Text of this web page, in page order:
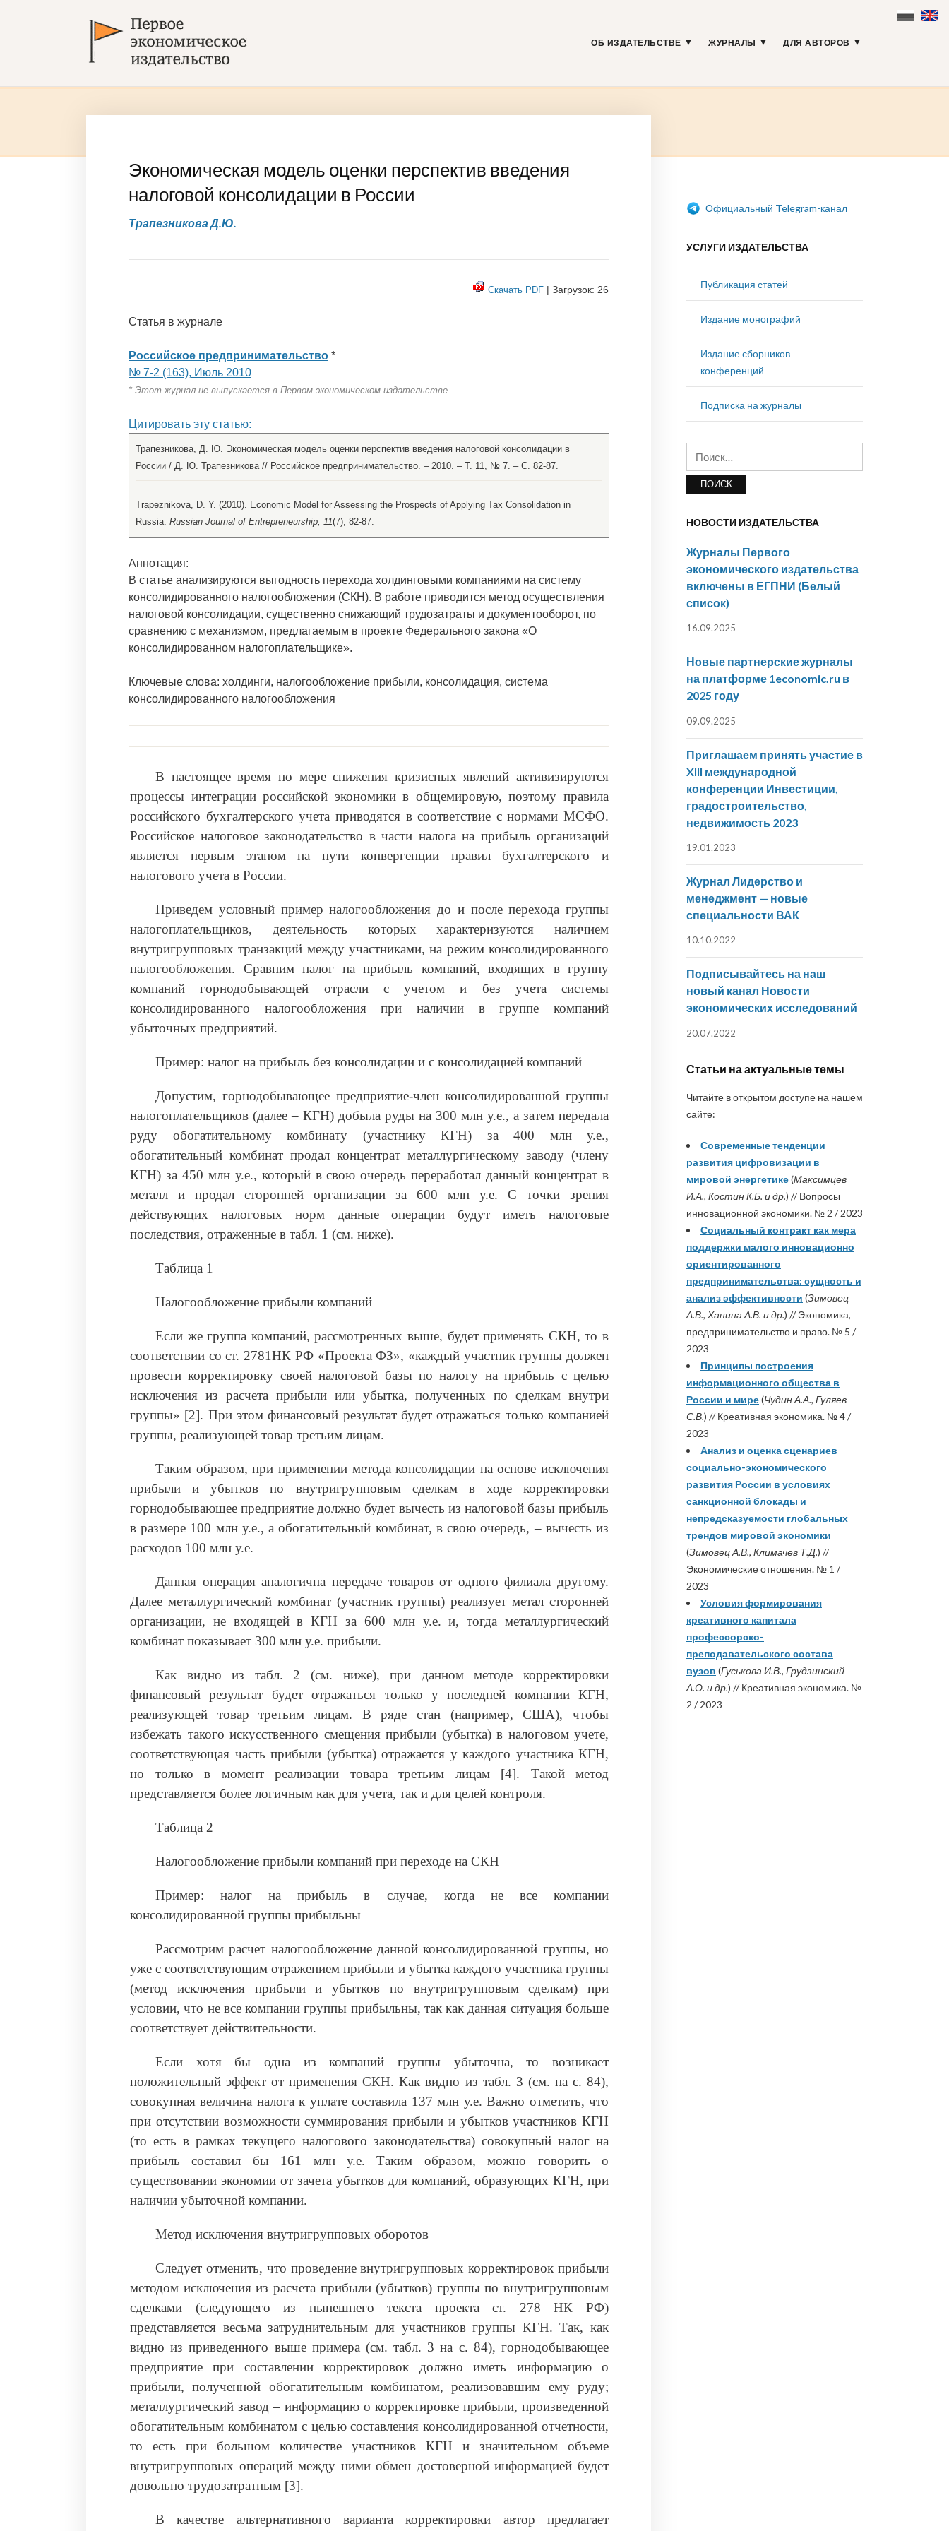
ОБ ИЗДАТЕЛЬСТВЕ ЖУРНАЛЫ ДЛЯ АВТОРОВ
Экономическая модель оценки перспектив введения
налоговой консолидации в России
Трапезникова Д.Ю.
Скачать PDF | Загрузок: 26
Статья в журнале
Российское предпринимательство *
№ 7-2 (163), Июль 2010
* Этот журнал не выпускается в Первом экономическом издательстве
Цитировать эту статью:
Трапезникова, Д. Ю. Экономическая модель оценки перспектив введения налоговой консолидации в
России / Д. Ю. Трапезникова // Российское предпринимательство. – 2010. – Т. 11, № 7. – С. 82-87.
Trapeznikova, D. Y. (2010). Economic Model for Assessing the Prospects of Applying Tax Consolidation in
Russia. Russian Journal of Entrepreneurship, 11(7), 82-87.
Аннотация:
В статье анализируются выгодность перехода холдинговыми компаниями на систему
консолидированного налогообложения (СКН). В работе приводится метод осуществления
налоговой консолидации, существенно снижающий трудозатраты и документооборот, по
сравнению с механизмом, предлагаемым в проекте Федерального закона «О
консолидированном налогоплательщике».
Ключевые слова: холдинги, налогообложение прибыли, консолидация, система
консолидированного налогообложения
В настоящее время по мере снижения кризисных явлений активизируются
процессы интеграции российской экономики в общемировую, поэтому правила
российского бухгалтерского учета приводятся в соответствие с нормами МСФО.
Российское налоговое законодательство в части налога на прибыль организаций
является первым этапом на пути конвергенции правил бухгалтерского и
налогового учета в России.
Приведем условный пример налогообложения до и после перехода группы
налогоплательщиков, деятельность которых характеризуются наличием
внутригрупповых транзакций между участниками, на режим консолидированного
налогообложения. Сравним налог на прибыль компаний, входящих в группу
компаний горнодобывающей отрасли с учетом и без учета системы
консолидированного налогообложения при наличии в группе компаний
убыточных предприятий.
Пример: налог на прибыль без консолидации и с консолидацией компаний
Допустим, горнодобывающее предприятие-член консолидированной группы
налогоплательщиков (далее – КГН) добыла руды на 300 млн у.е., а затем передала
руду обогатительному комбинату (участнику КГН) за 400 млн у.е.,
обогатительный комбинат продал концентрат металлургическому заводу (члену
КГН) за 450 млн у.е., который в свою очередь переработал данный концентрат в
металл и продал сторонней организации за 600 млн у.е. С точки зрения
действующих налоговых норм данные операции будут иметь налоговые
последствия, отраженные в табл. 1 (см. ниже).
Таблица 1
Налогообложение прибыли компаний
Если же группа компаний, рассмотренных выше, будет применять СКН, то в
соответствии со ст. 2781НК РФ «Проекта ФЗ», «каждый участник группы должен
провести корректировку своей налоговой базы по налогу на прибыль с целью
исключения из расчета прибыли или убытка, полученных по сделкам внутри
группы» [2]. При этом финансовый результат будет отражаться только компанией
группы, реализующей товар третьим лицам.
Таким образом, при применении метода консолидации на основе исключения
прибыли и убытков по внутригрупповым сделкам в ходе корректировки
горнодобывающее предприятие должно будет вычесть из налоговой базы прибыль
в размере 100 млн у.е., а обогатительный комбинат, в свою очередь, – вычесть из
расходов 100 млн у.е.
Данная операция аналогична передаче товаров от одного филиала другому.
Далее металлургический комбинат (участник группы) реализует метал сторонней
организации, не входящей в КГН за 600 млн у.е. и, тогда металлургический
комбинат показывает 300 млн у.е. прибыли.
Как видно из табл. 2 (см. ниже), при данном методе корректировки
финансовый результат будет отражаться только у последней компании КГН,
реализующей товар третьим лицам. В ряде стан (например, США), чтобы
избежать такого искусственного смещения прибыли (убытка) в налоговом учете,
соответствующая часть прибыли (убытка) отражается у каждого участника КГН,
но только в момент реализации товара третьим лицам [4]. Такой метод
представляется более логичным как для учета, так и для целей контроля.
Таблица 2
Налогообложение прибыли компаний при переходе на СКН
Пример: налог на прибыль в случае, когда не все компании
консолидированной группы прибыльны
Рассмотрим расчет налогообложение данной консолидированной группы, но
уже с соответствующим отражением прибыли и убытка каждого участника группы
(метод исключения прибыли и убытков по внутригрупповым сделкам) при
условии, что не все компании группы прибыльны, так как данная ситуация больше
соответствует действительности.
Если хотя бы одна из компаний группы убыточна, то возникает
положительный эффект от применения СКН. Как видно из табл. 3 (см. на с. 84),
совокупная величина налога к уплате составила 137 млн у.е. Важно отметить, что
при отсутствии возможности суммирования прибыли и убытков участников КГН
(то есть в рамках текущего налогового законодательства) совокупный налог на
прибыль составил бы 161 млн у.е. Таким образом, можно говорить о
существовании экономии от зачета убытков для компаний, образующих КГН, при
наличии убыточной компании.
Метод исключения внутригрупповых оборотов
Следует отменить, что проведение внутригрупповых корректировок прибыли
методом исключения из расчета прибыли (убытков) группы по внутригрупповым
сделками (следующего из нынешнего текста проекта ст. 278 НК РФ)
представляется весьма затруднительным для участников группы КГН. Так, как
видно из приведенного выше примера (см. табл. 3 на с. 84), горнодобывающее
предприятие при составлении корректировок должно иметь информацию о
прибыли, полученной обогатительным комбинатом, реализовавшим ему руду;
металлургический завод – информацию о корректировке прибыли, произведенной
обогатительным комбинатом с целью составления консолидированной отчетности,
то есть при большом количестве участников КГН и значительном объеме
внутригрупповых операций между ними обмен достоверной информацией будет
довольно трудозатратным [3].
В качестве альтернативного варианта корректировки автор предлагает
Официальный Telegram-канал
УСЛУГИ ИЗДАТЕЛЬСТВА
Публикация статей
Издание монографий
Издание сборников
конференций
Подписка на журналы
НОВОСТИ ИЗДАТЕЛЬСТВА
Журналы Первого
экономического издательства
включены в ЕГПНИ (Белый
список)
16.09.2025
Новые партнерские журналы
на платформе 1economic.ru в
2025 году
09.09.2025
Приглашаем принять участие в
XIII международной
конференции Инвестиции,
градостроительство,
недвижимость 2023
19.01.2023
Журнал Лидерство и
менеджмент — новые
специальности ВАК
10.10.2022
Подписывайтесь на наш
новый канал Новости
экономических исследований
20.07.2022
Статьи на актуальные темы
Читайте в открытом доступе на нашем
сайте:
Современные тенденции
развития цифровизации в
мировой энергетике(Максимцев
И.А., Костин К.Б. и др.) // Вопросы
инновационной экономики. № 2 / 2023
Социальный контракт как мера
поддержки малого инновационно
ориентированного
предпринимательства: сущность и
анализ эффективности (Зимовец
А.В., Ханина А.В. и др.) // Экономика,
предпринимательство и право. № 5 /
2023
Принципы построения
информационного общества в
России и мире(Чудин А.А., Гуляев
С.В.) // Креативная экономика. № 4 /
2023
Анализ и оценка сценариев
социально-экономического
развития России в условиях
санкционной блокады и
непредсказуемости глобальных
трендов мировой экономики
(Зимовец А.В., Климачев Т.Д.) //
Экономические отношения. № 1 /
2023
Условия формирования
креативного капитала
профессорско-
преподавательского состава
вузов (Гуськова И.В., Грудзинский
А.О. и др.) // Креативная экономика. №
2 / 2023